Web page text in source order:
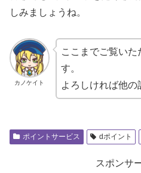
しみましょうね。
カノケイト
ここまでご覧いた
す。
よろしければ他の
ポイントサービス dポイント
スポンサ